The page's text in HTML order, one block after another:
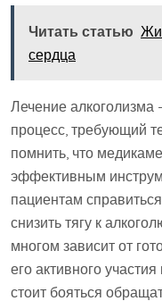
Читать статью
сердца
Лечение алкоголизма
процесс, требующий
помнить, что
эффективным
пациентам
снизить тягу к
многом зависит от
его активного
стоит бояться